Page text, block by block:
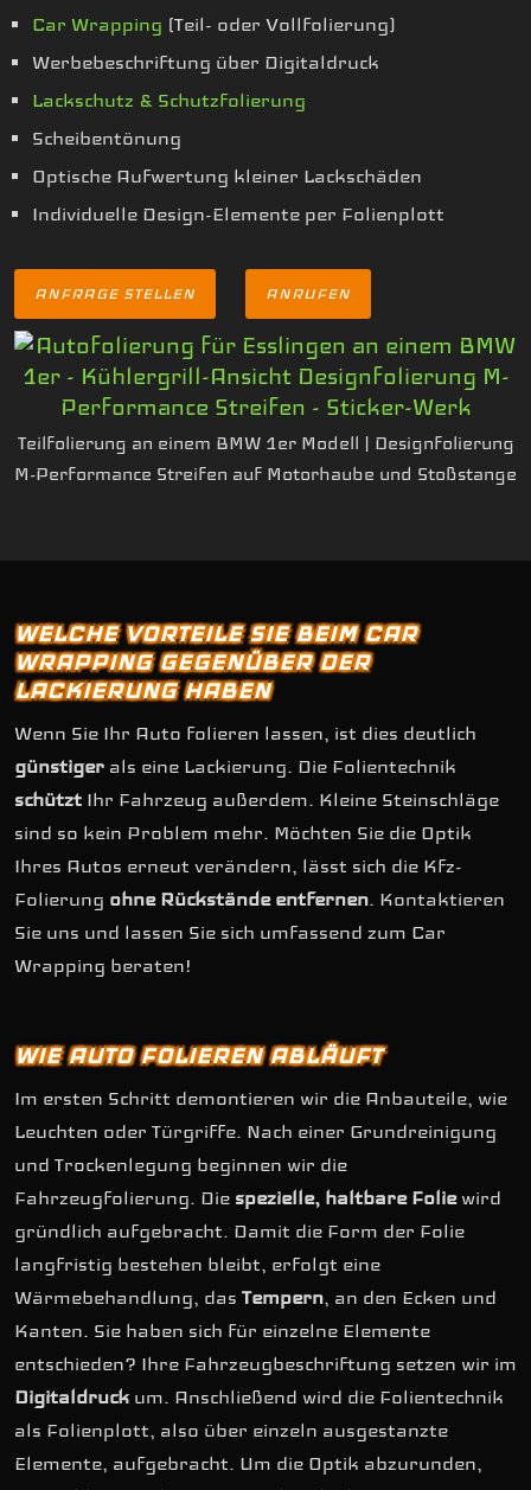
Car Wrapping (Teil- oder Vollfolierung)
Werbebeschriftung über Digitaldruck
Lackschutz & Schutzfolierung
Scheibentönung
Optische Aufwertung kleiner Lackschäden
Individuelle Design-Elemente per Folienplott
ANFRAGE STELLEN ANRUFEN
Teilfolierung an einem BMW 1er Modell | Designfolierung
M-Performance Streifen auf Motorhaube und Stoßstange
WELCHE VORTEILE SIE BEIM CAR
WRAPPING GEGENÜBER DER
LACKIERUNG HABEN
Wenn Sie Ihr Auto folieren lassen, ist dies deutlich
günstigerals eine Lackierung. Die Folientechnik
schütztIhr Fahrzeug außerdem. Kleine Steinschläge
sind so kein Problem mehr. Möchten Sie die Optik
Ihres Autos erneut verändern, lässt sich die Kfz-
Folierung ohne Rückstände entfernen. Kontaktieren
Sie uns und lassen Sie sich umfassend zum Car
Wrapping beraten!
WIE AUTO FOLIEREN ABLÄUFT
Im ersten Schritt demontieren wir die Anbauteile, wie
Leuchten oder Türgriffe. Nach einer Grundreinigung
und Trockenlegung beginnen wir die
Fahrzeugfolierung. Die spezielle, haltbare Foliewird
gründlich aufgebracht. Damit die Form der Folie
langfristig bestehen bleibt, erfolgt eine
Wärmebehandlung, das Tempern, an den Ecken und
Kanten. Sie haben sich für einzelne Elemente
entschieden? Ihre Fahrzeugbeschriftung setzen wir im
Digitaldruckum. Anschließend wird die Folientechnik
als Folienplott, also über einzeln ausgestanzte
Elemente, aufgebracht. Um die Optik abzurunden,